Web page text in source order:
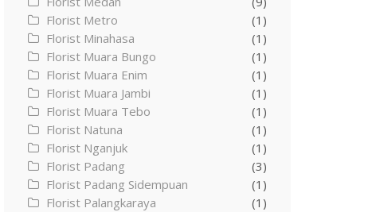
Florist Metro
(1)
Florist Minahasa
(1)
Florist Muara Bungo
(1)
Florist Muara Enim
(1)
Florist Muara Jambi
(1)
Florist Muara Tebo
(1)
Florist Natuna
(1)
Florist Nganjuk
(1)
Florist Padang
(3)
Florist Padang Sidempuan
(1)
Florist Palangkaraya
(1)